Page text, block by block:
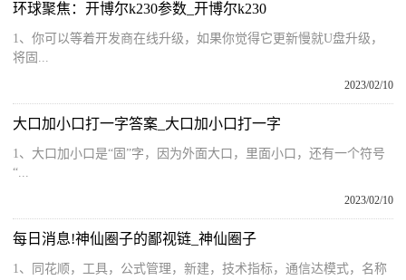
环球聚焦：开博尔k230参数_开博尔k230
1、你可以等着开发商在线升级，如果你觉得它更新慢就U盘升级，
将固...
2023/02/10
大口加小口打一字答案_大口加小口打一字
1、大口加小口是“固”字，因为外面大口，里面小口，还有一个符号
“...
2023/02/10
每日消息!神仙圈子的鄙视链_神仙圈子
1、同花顺，工具，公式管理，新建，技术指标，通信达模式，名称